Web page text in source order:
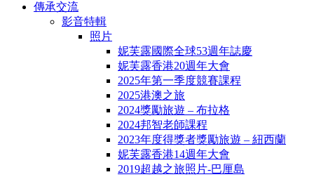
傳承交流
影音特輯
照片
妮芙露國際全球53週年誌慶
妮芙露香港20週年大會
2025年第一季度競賽課程
2025港澳之旅
2024獎勵旅遊 – 布拉格
2024邦智老師課程
2023年度得獎者獎勵旅遊 – 紐西蘭
妮芙露香港14週年大會
2019超越之旅照片-巴厘島